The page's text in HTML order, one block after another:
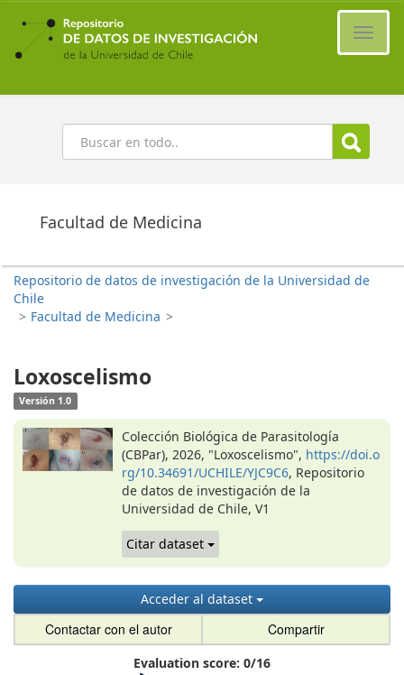
Ir
contenido
principal
Buscar
Facultad de Medicina
Repositorio de datos de investigación de la Universidad de
Chile
> Facultad de Medicina >
Loxoscelismo
Versión 1.0
Colección Biológica de Parasitología
(CBPar), 2026, "Loxoscelismo", https://doi.o
rg/10.34691/UCHILE/YJC9C6, Repositorio
de datos de investigación de la
Universidad de Chile, V1
Citar dataset
Acceder al dataset
Contactar con el autor Compartir
Evaluation score: 0/16